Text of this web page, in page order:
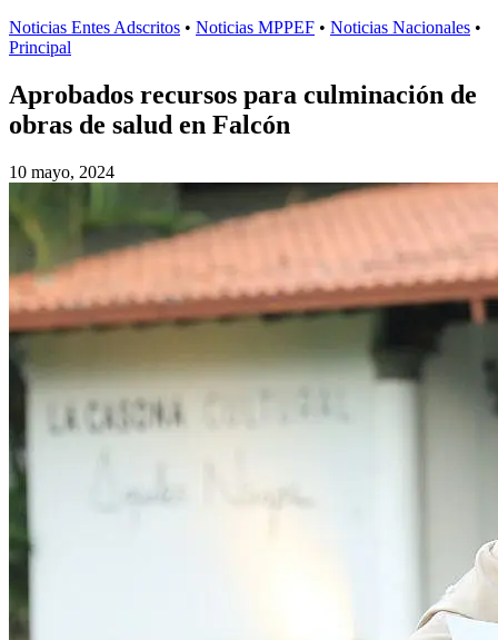
Noticias Entes Adscritos • Noticias MPPEF • Noticias Nacionales •
Principal
Aprobados recursos para culminación de
obras de salud en Falcón
10 mayo, 2024